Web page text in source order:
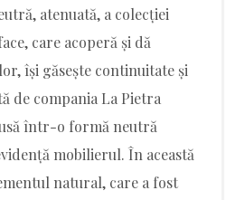
atenuată, a colecției
care acoperă și dă
își găsește continuitate și
de compania La Pietra
într-o formă neutră
mobilierul. În această
natural, care a fost